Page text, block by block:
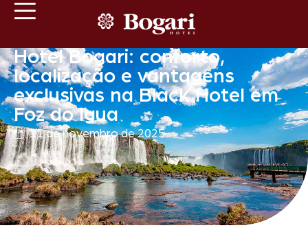
Hotel Bogari: conforto,
localização e vantagens
exclusivas na Black Hotel em
Foz do Igua
11 de novembro de 2025